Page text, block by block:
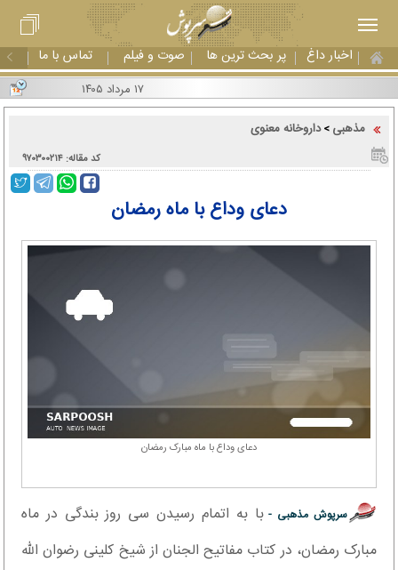
اخبار داغ پر بحث ترین ها صوت و فیلم تماس با ما
۱۷ مرداد ۱۴۰۵
مذهبی >داروخانه معنوی
کد مقاله: ۹۷۰۳۰۰۲۱۴
دعای وداع با ماه رمضان
دعای وداع با ماه مبارک رمضان
سرپوش مذهبی -با به اتمام رسیدن سی روز بندگی در ماه
مبارک رمضان، در کتاب مفاتیح الجنان از شیخ کلینى رضوان اللّه